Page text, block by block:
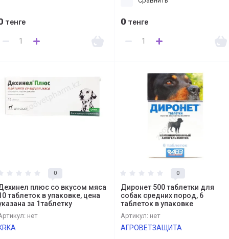
тенге 0 тенге
0
плюс со вкусом мяса
таблеток в упаковке, цена
за 1таблетку
нет
0
Диронет 500 таблетки для
собак средних пород, 6
таблеток в упаковке
Артикул: нет
АГРОВЕТЗАЩИТА